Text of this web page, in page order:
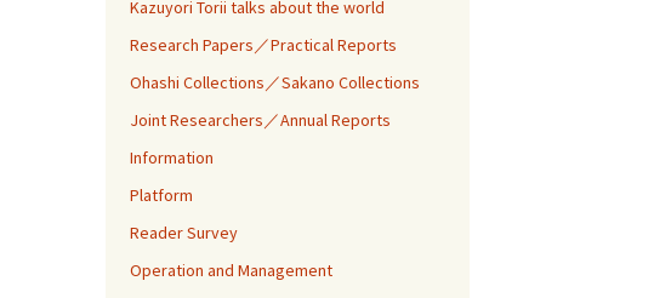
Kazuyori Torii talks about the world
Research Papers／Practical Reports
Ohashi Collections／Sakano Collections
Joint Researchers／Annual Reports
Information
Platform
Reader Survey
Operation and Management